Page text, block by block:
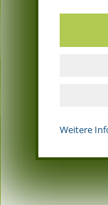
Weitere